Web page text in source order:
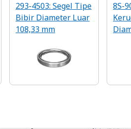
293-4503: Segel Tipe
Bibir Diameter Luar
108,33 mm
8S-